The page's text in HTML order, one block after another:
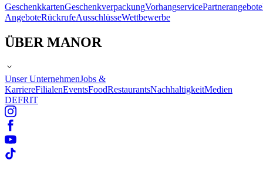
GeschenkkartenGeschenkverpackungVorhangservicePartnerangebote
AngeboteRückrufeAusschlüsseWettbewerbe
ÜBER MANOR
Unser UnternehmenJobs &
KarriereFilialenEventsFoodRestaurantsNachhaltigkeitMedien
DEFRIT